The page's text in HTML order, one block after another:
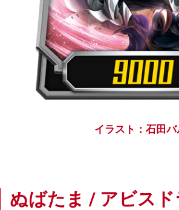
イラスト：石田バ
ぬばたま / アビス